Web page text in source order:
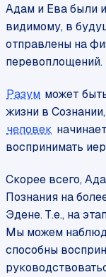
Адам и Ева были
видимому, в
отправлены на
перевоплощений.
Разум может
жизни в
человек
воспринимать
Скорее всего,
Познания на
Эдене. Т.е., на
Мы можем
способны